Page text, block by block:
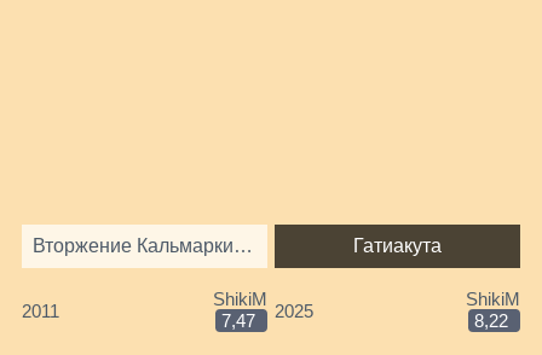
Вторжение Кальмарки [ТВ-2]
2011
ShikiM
7,47
Гатиакута
2025
ShikiM
8,22